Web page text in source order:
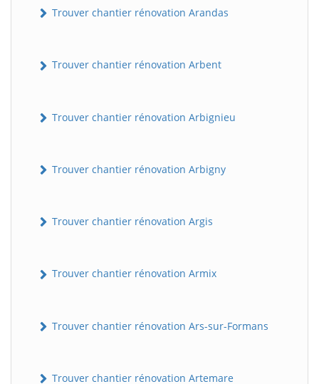
Trouver chantier rénovation Arandas
Trouver chantier rénovation Arbent
Trouver chantier rénovation Arbignieu
Trouver chantier rénovation Arbigny
Trouver chantier rénovation Argis
Trouver chantier rénovation Armix
Trouver chantier rénovation Ars-sur-Formans
Trouver chantier rénovation Artemare